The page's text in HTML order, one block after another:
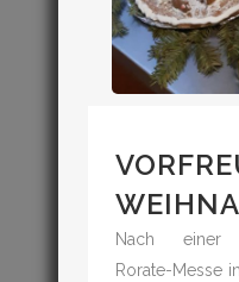
Nach einer
Rorate-Messe